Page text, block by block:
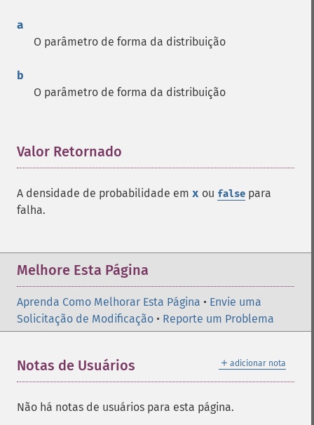
a
O parâmetro de forma da distribuição
b
O parâmetro de forma da distribuição
Valor Retornado
A densidade de probabilidade em x ou false para
falha.
Melhore Esta Página
Aprenda Como Melhorar Esta Página • Envie uma
Solicitação de Modificação • Reporte um Problema
＋ adicionar nota
Notas de Usuários
Não há notas de usuários para esta página.